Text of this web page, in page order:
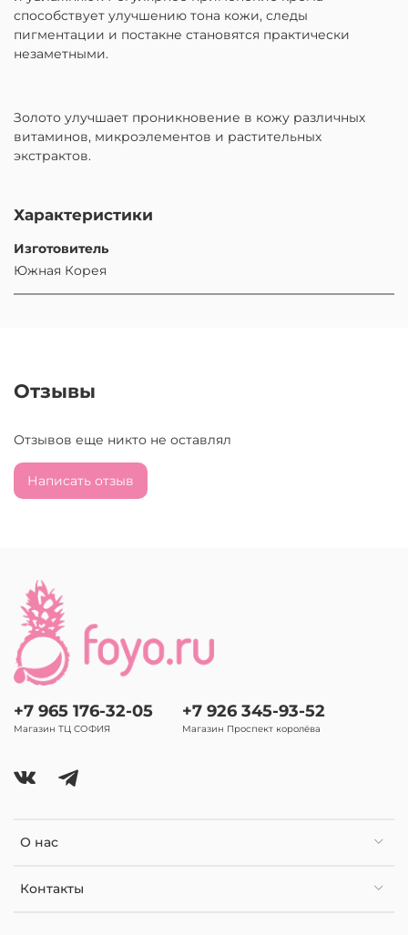
способствует улучшению тона кожи, следы
пигментации и постакне становятся практически
незаметными.
Золото улучшает проникновение в кожу различных
витаминов, микроэлементов и растительных
экстрактов.
Характеристики
Изготовитель
Южная Корея
Отзывы
Отзывов еще никто не оставлял
Написать отзыв
О нас
Контакты
+7 965 176-32-05
Магазин ТЦ СОФИЯ
+7 926 345-93-52
Магазин Проспект королёва